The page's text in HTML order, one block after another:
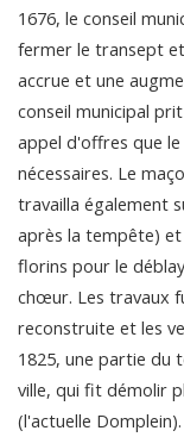
1676, le conseil
fermer le transept
accrue et une
conseil municipal
appel d'offres que
nécessaires. Le
travailla également
après la tempête)
florins pour le
chœur. Les travaux
reconstruite et les
1825, une partie du
ville, qui fit démolir
(l'actuelle